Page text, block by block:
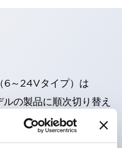
6～24Vタイプ）は
の製品に順次切り替え